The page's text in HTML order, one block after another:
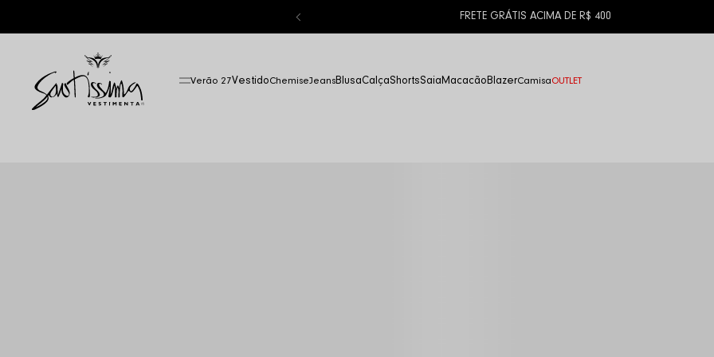
FRETE GRÁTIS ACIMA DE R$ 400
Verão 27VestidoChemiseJeansBlusaCalçaShortsSaia Macacão BlazerCamisaOUTLET